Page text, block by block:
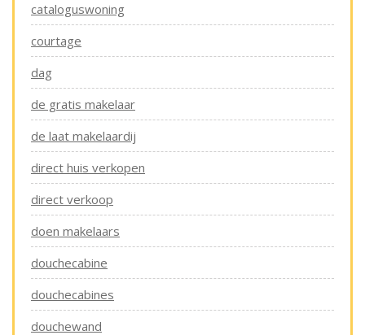
cataloguswoning
courtage
dag
de gratis makelaar
de laat makelaardij
direct huis verkopen
direct verkoop
doen makelaars
douchecabine
douchecabines
douchewand